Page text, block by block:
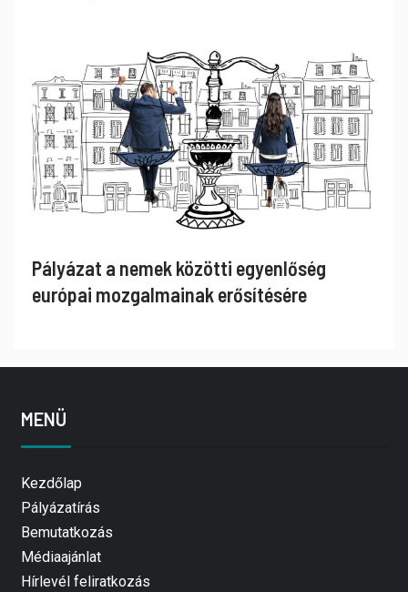
Pályázat a nemek közötti egyenlőség
európai mozgalmainak erősítésére
MENÜ
Kezdőlap
Pályázatírás
Bemutatkozás
Médiaajánlat
Hírlevél feliratkozás